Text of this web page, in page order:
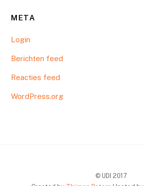
META
Login
Berichten feed
Reacties feed
WordPress.org
© UDI 2017